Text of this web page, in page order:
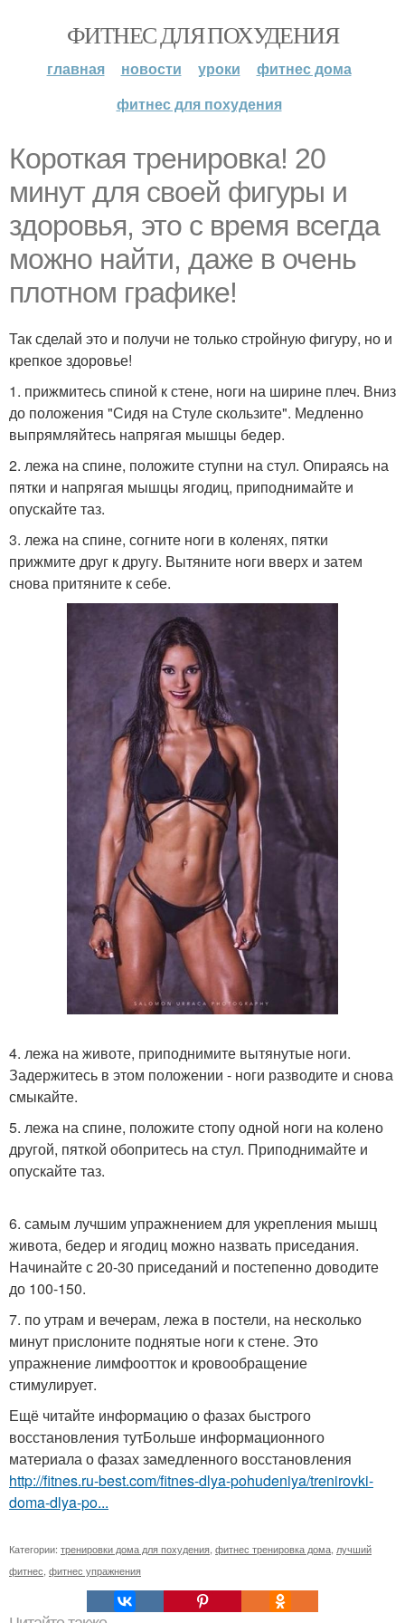
ФИТНЕС ДЛЯ ПОХУДЕНИЯ
главная новости уроки
фитнес дома
фитнес для похудения
Короткая тренировка! 20
минут для своей фигуры и
здоровья, это с время всегда
можно найти, даже в очень
плотном графике!
Так сделай это и получи не только стройную фигуру, но и
крепкое здоровье!
1. прижмитесь спиной к стене, ноги на ширине плеч. Вниз
до положения "Сидя на Стуле скользите". Медленно
выпрямляйтесь напрягая мышцы бедер.
2. лежа на спине, положите ступни на стул. Опираясь на
пятки и напрягая мышцы ягодиц, приподнимайте и
опускайте таз.
3. лежа на спине, согните ноги в коленях, пятки
прижмите друг к другу. Вытяните ноги вверх и затем
снова притяните к себе.
4. лежа на животе, приподнимите вытянутые ноги.
Задержитесь в этом положении - ноги разводите и снова
смыкайте.
5. лежа на спине, положите стопу одной ноги на колено
другой, пяткой обопритесь на стул. Приподнимайте и
опускайте таз.
6. самым лучшим упражнением для укрепления мышц
живота, бедер и ягодиц можно назвать приседания.
Начинайте с 20-30 приседаний и постепенно доводите
до 100-150.
7. по утрам и вечерам, лежа в постели, на несколько
минут прислоните поднятые ноги к стене. Это
упражнение лимфоотток и кровообращение
стимулирует.
Ещё читайте информацию о фазах быстрого
восстановления тутБольше информационного
материала о фазах замедленного восстановления
http://fitnes.ru-best.com/fitnes-dlya-pohudeniya/trenirovki-
doma-dlya-po...
Категории: тренировки дома для похудения фитнес тренировка дома лучший
фитнес фитнес упражнения